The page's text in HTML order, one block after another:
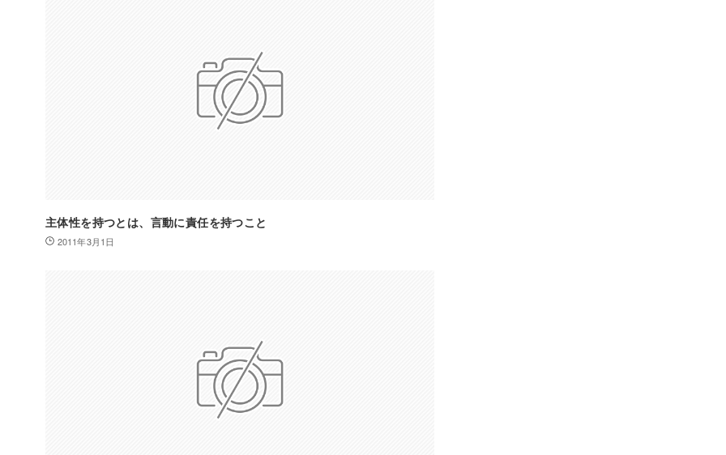
主体性を持つとは、言動に責任を持つこと
2011年3月1日